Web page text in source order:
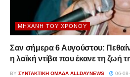
ΜΗΧΑΝΉ ΤΟΥ ΧΡΌΝΟΥ
Σαν σήμερα 6 Αυγούστου:
η λαϊκή ντίβα που έκανε τη ζωή
BY ΣΥΝΤΑΚΤΙΚΉ ΟΜΆΔΑ ALLDAYNEWS 06-